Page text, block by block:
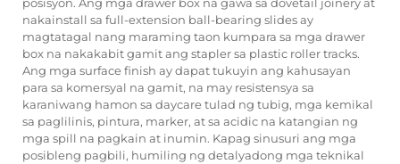
nakainstall sa full-extension ball-bearing slides ay
magtatagal nang maraming taon kumpara sa mga drawer
box na nakakabit gamit ang stapler sa plastic roller tracks.
Ang mga surface finish ay dapat tukuyin ang kahusayan
para sa komersyal na gamit, na may resistensya sa
karaniwang hamon sa daycare tulad ng tubig, mga kemikal
sa paglilinis, pintura, marker, at sa acidic na katangian ng
mga spill na pagkain at inumin. Kapag sinusuri ang mga
posibleng pagbili, humiling ng detalyadong mga teknikal